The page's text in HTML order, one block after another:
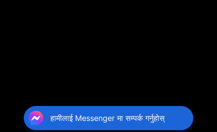
हामीलाई Messenger मा सम्पर्क गर्नुहोस्